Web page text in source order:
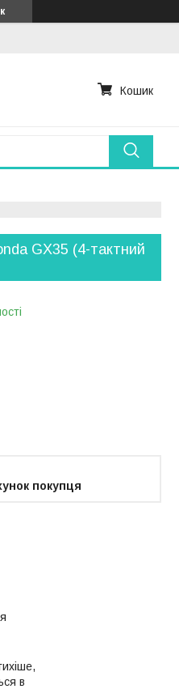
Кошик
GX35 (4-тактний
покупця
в